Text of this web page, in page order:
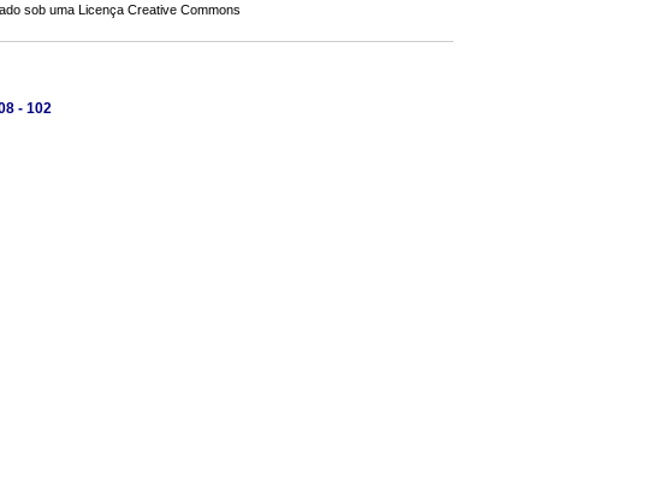
sob uma Licença Creative Commons
- 102